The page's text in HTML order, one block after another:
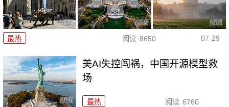
最热 阅读 8650 07-29
美AI失控闯祸，中国开源模型救
场
最热 阅读 6760